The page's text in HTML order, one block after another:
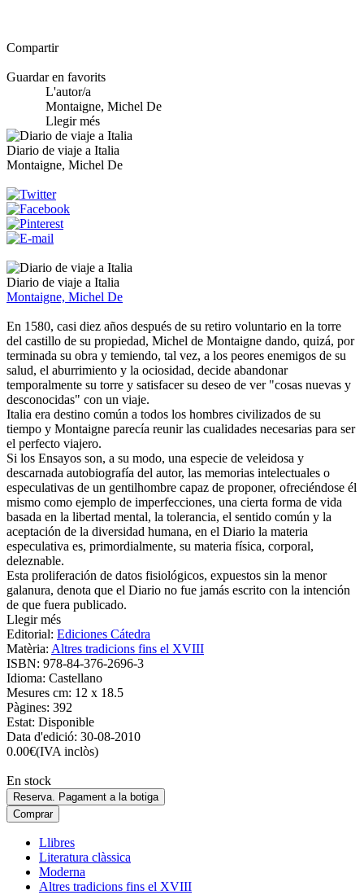
Compartir
Guardar en favorits
L'autor/a
Montaigne, Michel De
Llegir més
Diario de viaje a Italia
Montaigne, Michel De
Diario de viaje a Italia
Montaigne, Michel De
En 1580, casi diez años después de su retiro voluntario en la torre
del castillo de su propiedad, Michel de Montaigne dando, quizá, por
terminada su obra y temiendo, tal vez, a los peores enemigos de su
salud, el aburrimiento y la ociosidad, decide abandonar
temporalmente su torre y satisfacer su deseo de ver "cosas nuevas y
desconocidas" con un viaje.
Italia era destino común a todos los hombres civilizados de su
tiempo y Montaigne parecía reunir las cualidades necesarias para ser
el perfecto viajero.
Si los Ensayos son, a su modo, una especie de veleidosa y
descarnada autobiografía del autor, las memorias intelectuales o
especulativas de un gentilhombre capaz de proponer, ofreciéndose él
mismo como ejemplo de imperfecciones, una cierta forma de vida
basada en la libertad mental, la tolerancia, el sentido común y la
aceptación de la diversidad humana, en el Diario la materia
especulativa es, primordialmente, su materia física, corporal,
deleznable.
Esta proliferación de datos fisiológicos, expuestos sin la menor
galanura, denota que el Diario no fue jamás escrito con la intención
de que fuera publicado.
Llegir més
Editorial: Ediciones Cátedra
Matèria: Altres tradicions fins el XVIII
ISBN: 978-84-376-2696-3
Idioma: Castellano
Mesures cm: 12 x 18.5
Pàgines: 392
Estat: Disponible
Data d'edició: 30-08-2010
0.00€(IVA inclòs)
En stock
Reserva. Pagament a la botiga
Comprar
Llibres
Literatura clàssica
Moderna
Altres tradicions fins el XVIII